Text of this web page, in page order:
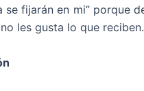
se fijarán en mi” porque
les gusta lo que